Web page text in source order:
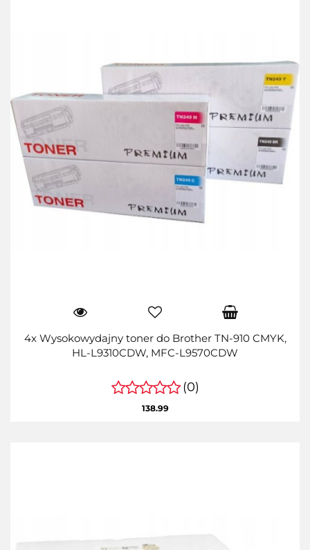
4x Wysokowydajny toner do Brother TN-910 CMYK,
HL-L9310CDW, MFC-L9570CDW
(0)
138.99